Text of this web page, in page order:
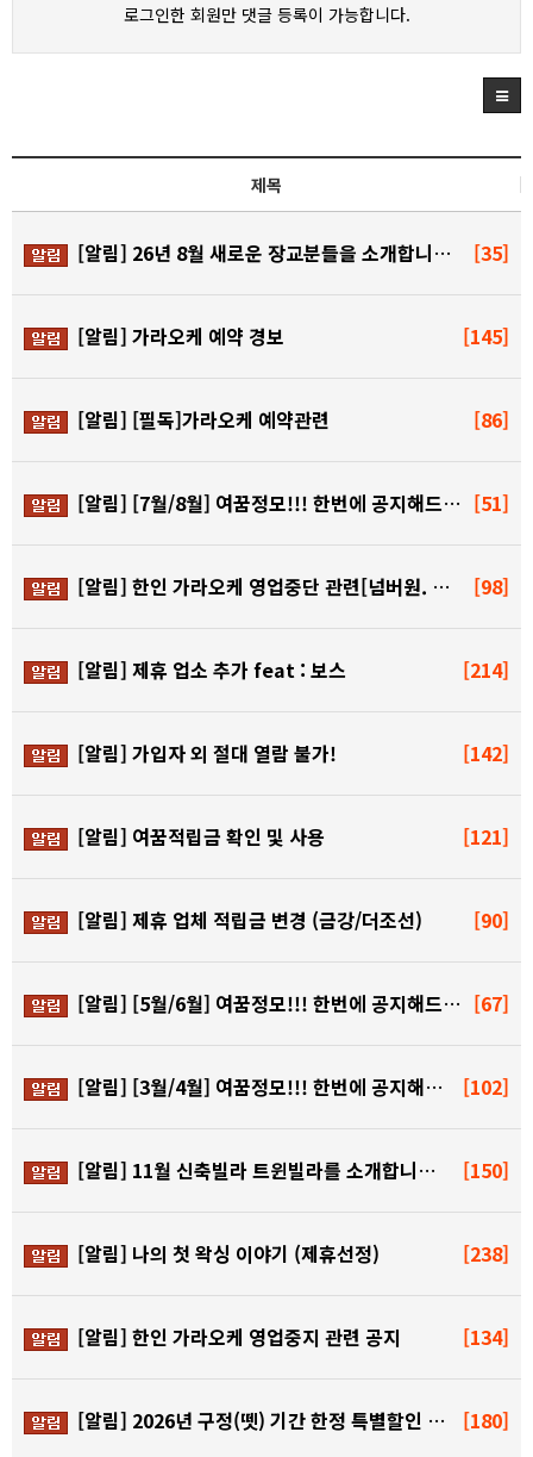
로그인한 회원만 댓글 등록이 가능합니다.
제목
[35]
[알림] 26년 8월 새로운 장교분들을 소개합니다~!
[145]
[알림] 가라오케 예약 경보
[86]
[알림] [필독]가라오케 예약관련
[51]
[알림] [7월/8월] 여꿈정모!!! 한번에 공지해드립니다!!!
[98]
[알림] 한인 가라오케 영업중단 관련[넘버원. 더원. 원투]
[214]
[알림] 제휴 업소 추가 feat : 보스
[142]
[알림] 가입자 외 절대 열람 불가!
[121]
[알림] 여꿈적립금 확인 및 사용
[90]
[알림] 제휴 업체 적립금 변경 (금강/더조선)
[67]
[알림] [5월/6월] 여꿈정모!!! 한번에 공지해드립니다!!!
[102]
[알림] [3월/4월] 여꿈정모!!! 한번에 공지해드립니다!!!
[150]
[알림] 11월 신축빌라 트윈빌라를 소개합니다~!
[238]
[알림] 나의 첫 왁싱 이야기 (제휴선정)
[134]
[알림] 한인 가라오케 영업중지 관련 공지
[180]
[알림] 2026년 구정(뗏) 기간 한정 특별할인 이벤트